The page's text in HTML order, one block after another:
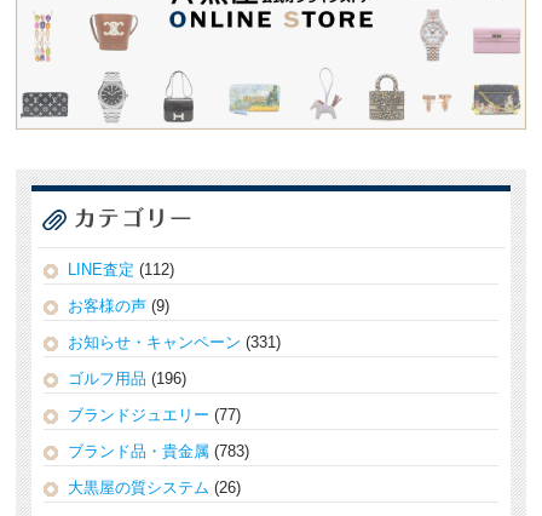
LINE査定 (112)
お客様の声 (9)
お知らせ・キャンペーン (331)
ゴルフ用品 (196)
ブランドジュエリー (77)
ブランド品・貴金属 (783)
大黒屋の質システム (26)